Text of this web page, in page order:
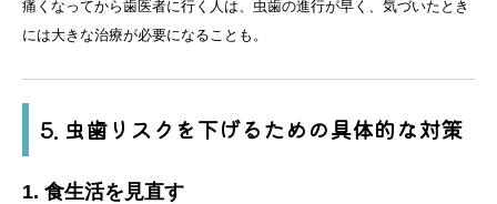
痛くなってから歯医者に行く人は、虫歯の進行が早く、気づいたとき
には大きな治療が必要になることも。
5. 虫歯リスクを下げるための具体的な対策
1. 食生活を見直す